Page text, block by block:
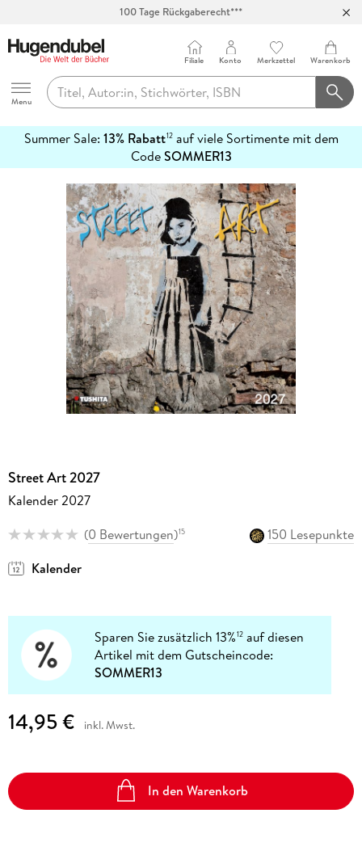
100 Tage Rückgaberecht***
Hugendubel
Menu
Filiale Konto Merkzettel Warenkorb
Summer Sale: 13% Rabatt12auf viele Sortimente mit dem
CodeSOMMER13
erfahren
Street Art 2027
Kalender 2027
(0 Bewertungen)15
150 Lesepunkte
Kalender
Sparen Sie zusätzlich 13%12 auf diesen
Artikel mit dem Gutscheincode:
SOMMER13
14,95 € inkl. Mwst.
In den Warenkorb